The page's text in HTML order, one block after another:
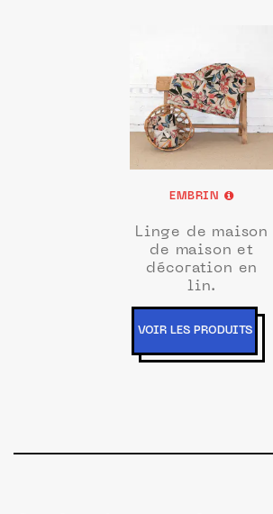
EMBRIN
Linge de maison
de maison et
décoration en
lin.
VOIR LES PRODUITS